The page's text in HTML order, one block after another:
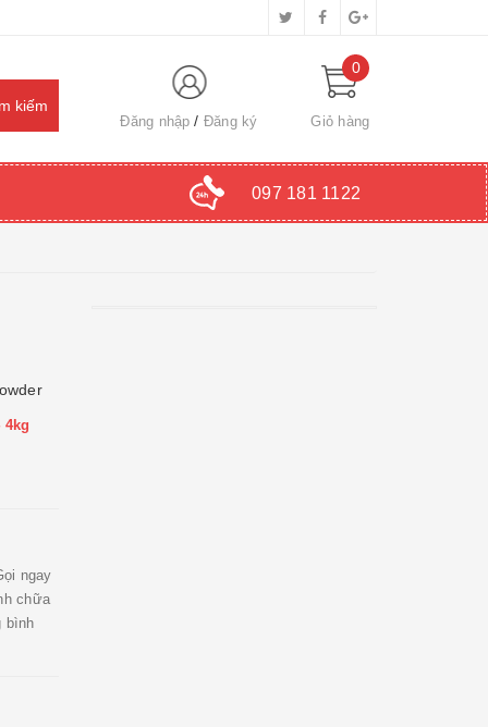
Đăng nhập Đăng ký
0
Giỏ hàng
097 181 1122
4kg
ngay
chữa
bình